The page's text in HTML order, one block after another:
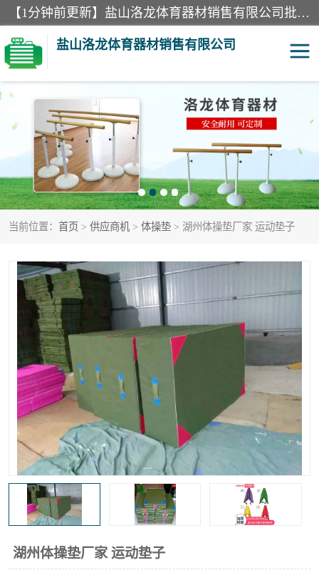
【1分钟前更新】盐山洛龙体育器材销售有限公司批量供应：300米障碍器材、400米障碍器材、部队训练器材、双杠、体操垫、舞蹈把杆等产品。盐山洛龙体育器材销售有限公司经过多年的发展，集研发，生产，销售，售后服务为一体. 奉行“质量，信誉，服务”的宗旨，以开拓创新的精神和真诚守信的态度积极进取。
盐山洛龙体育器材销售有限公司
当前位置： 首页 > 供应商机 > 体操垫 > 湖州体操垫厂家 运动垫子
湖州体操垫厂家 运动垫子
单双杠 舞蹈把杆
400米障碍器材 体操垫
300米障碍器材 攀爬架
塑胶跑道 400米障碍器材1
警犬训练器材 心理行为训练器材